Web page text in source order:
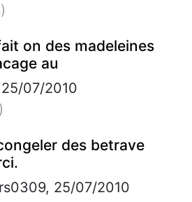
on des madeleines
au
07/2010
des betrave
25/07/2010